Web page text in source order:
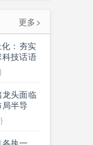
更多>
：夯实
技话语
头面临
半导
免优势
执一